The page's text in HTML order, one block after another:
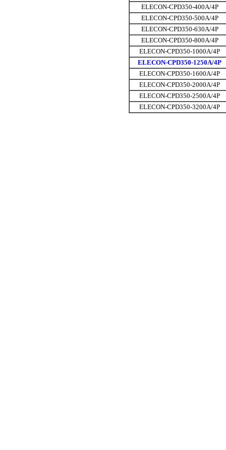
ELECON-CPD350-400A/4P
ELECON-CPD350-500A/4P
ELECON-CPD350-630A/4P
ELECON-CPD350-800A/4P
ELECON-CPD350-1000A/4P
ELECON-CPD350-1250A/4P
ELECON-CPD350-1600A/4P
ELECON-CPD350-2000A/4P
ELECON-CPD350-2500A/4P
ELECON-CPD350-3200A/4P